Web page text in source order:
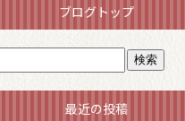
ブログトップ
最近の投稿